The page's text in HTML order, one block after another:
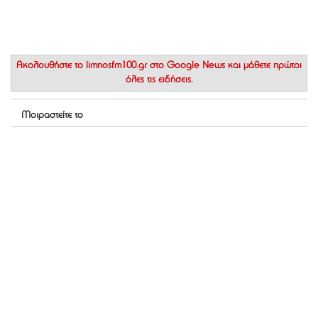
Ακολουθήστε το limnosfm100.gr στο Google News και μάθετε πρώτοι
όλες τις ειδήσεις.
Μοιραστείτε το